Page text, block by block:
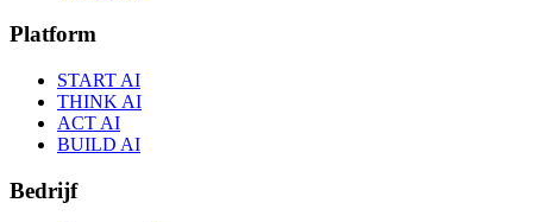
Platform
START AI
THINK AI
ACT AI
BUILD AI
Bedrijf